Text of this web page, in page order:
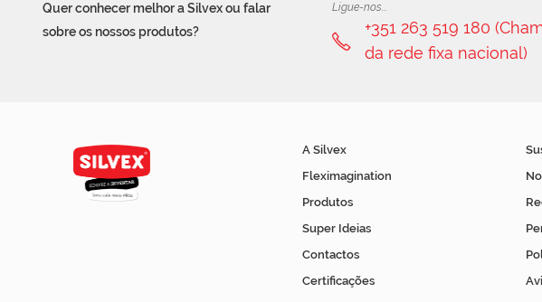
Quer conhecer melhor a Silvex ou falar
sobre os nossos produtos?
Ligue-nos...
+351 263 519 180
da rede fixa nacional)
A Silvex
Fleximagination
Produtos
Super Ideias
Contactos
Certificações